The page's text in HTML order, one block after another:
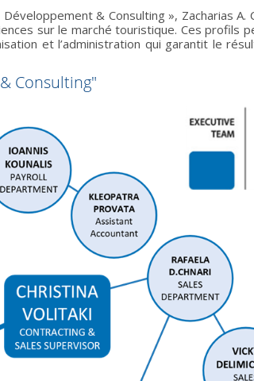
& Consulting », Zacharias A.
sur le marché touristique. Ces profils
et l’administration qui garantit le
Consulting"